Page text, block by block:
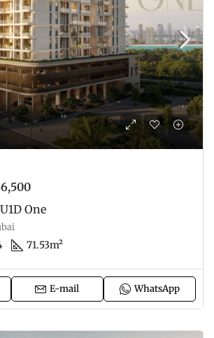
One
71.53m²
E-mail WhatsApp